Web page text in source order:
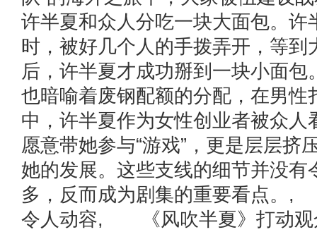
许半夏和众人分吃一块大面包。许
时，被好几个人的手拨弄开，等到
后，许半夏才成功掰到一块小面包
也暗喻着废钢配额的分配，在男性
中，许半夏作为女性创业者被众人
愿意带她参与“游戏”，更是层层挤
她的发展。这些支线的细节并没有
多，反而成为剧集的重要看点
令人动容, 《风吹半夏》打动观